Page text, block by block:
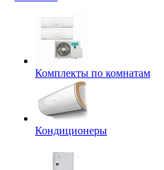
Комплекты по комнатам
Кондиционеры